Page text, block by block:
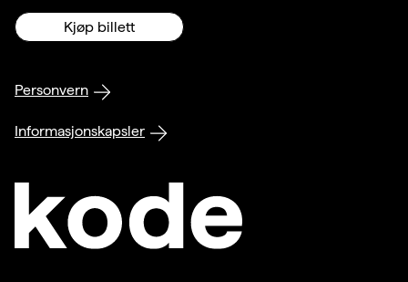
Kjøp billett
Personvern
Informasjonskapsler